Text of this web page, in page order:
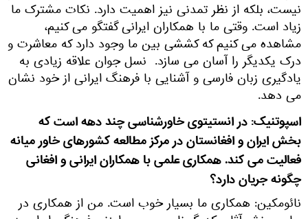
نیست، بلکه از نظر تمدنی نیز اهمیت دارد. نکات مشترک ما
زیاد است. وقتی ما با همکاران ایرانی گفتگو می کنیم،
مشاهده می کنیم که کششی بین ما وجود دارد که معاشرت و
درک یکدیگر را آسان می سازد. نسل جوان علاقه زیادی به
یادگیری زبان فارسی و آشنایی با فرهنگ ایرانی از خود نشان
می دهد.
اسپوتنیک: در انستیتوی خاورشناسی چند دهه است که
بخش ایران و افغانستان در مرکز مطالعه کشورهای خاور میانه
فعالیت می کند. همکاری علمی با همکاران ایرانی و افغانی
چگونه جریان دارد؟
نائومکین: همکاری ما بسیار خوب است. من از همکاری در